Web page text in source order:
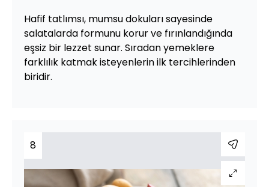
Hafif tatlımsı, mumsu dokuları sayesinde
salatalarda formunu korur ve fırınlandığında
eşsiz bir lezzet sunar. Sıradan yemeklere
farklılık katmak isteyenlerin ilk tercihlerinden
biridir.
8